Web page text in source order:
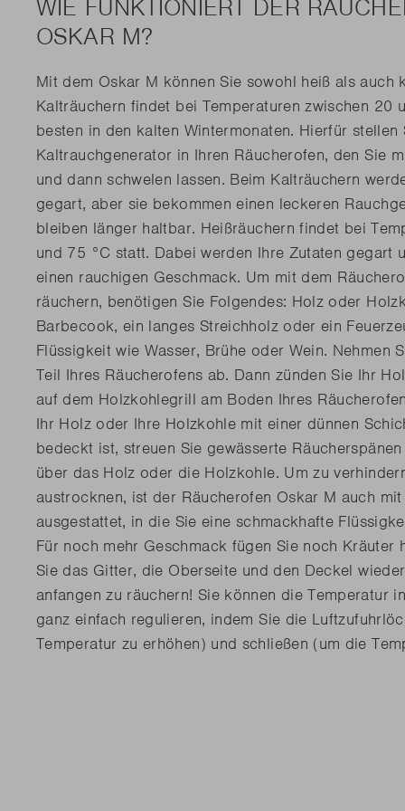
WIE FUNKTIONIERT DER
OSKAR M?
Mit dem Oskar M können Sie sowohl heiß als auch
Kalträuchern findet bei Temperaturen zwischen 20
besten in den kalten Wintermonaten. Hierfür stellen
Kaltrauchgenerator in Ihren Räucherofen, den Sie
und dann schwelen lassen. Beim Kalträuchern
gegart, aber sie bekommen einen leckeren
bleiben länger haltbar. Heißräuchern findet bei
und 75 °C statt. Dabei werden Ihre Zutaten gegart
einen rauchigen Geschmack. Um mit dem
räuchern, benötigen Sie Folgendes: Holz oder
Barbecook, ein langes Streichholz oder ein
Flüssigkeit wie Wasser, Brühe oder Wein. Nehmen
Teil Ihres Räucherofens ab. Dann zünden Sie Ihr
auf dem Holzkohlegrill am Boden Ihres
Ihr Holz oder Ihre Holzkohle mit einer dünnen
bedeckt ist, streuen Sie gewässerte
über das Holz oder die Holzkohle. Um zu
austrocknen, ist der Räucherofen Oskar M auch
ausgestattet, in die Sie eine schmackhafte
Für noch mehr Geschmack fügen Sie noch Kräuter
Sie das Gitter, die Oberseite und den Deckel
anfangen zu räuchern! Sie können die Temperatur
ganz einfach regulieren, indem Sie die
Temperatur zu erhöhen) und schließen (um die